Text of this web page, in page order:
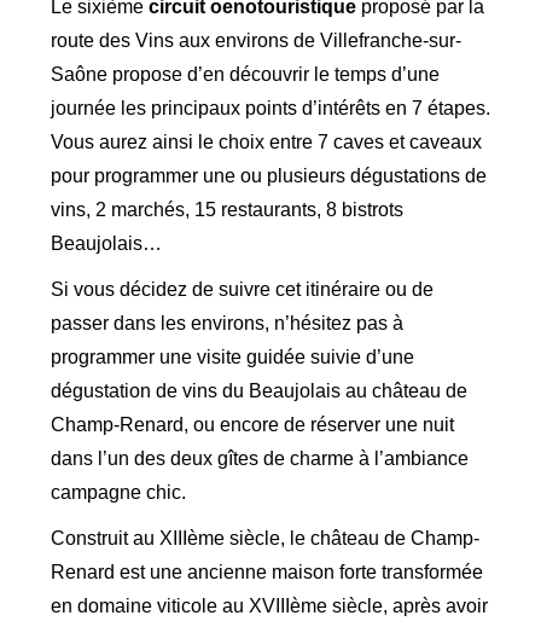
Le sixième circuit oenotouristique proposé par la
route des Vins aux environs de Villefranche-sur-
Saône propose d’en découvrir le temps d’une
journée les principaux points d’intérêts en 7 étapes.
Vous aurez ainsi le choix entre 7 caves et caveaux
pour programmer une ou plusieurs dégustations de
vins, 2 marchés, 15 restaurants, 8 bistrots
Beaujolais…
Si vous décidez de suivre cet itinéraire ou de
passer dans les environs, n’hésitez pas à
programmer une visite guidée suivie d’une
dégustation de vins du Beaujolais au château de
Champ-Renard, ou encore de réserver une nuit
dans l’un des deux gîtes de charme à l’ambiance
campagne chic.
Construit au XIIIème siècle, le château de Champ-
Renard est une ancienne maison forte transformée
en domaine viticole au XVIIIème siècle, après avoir